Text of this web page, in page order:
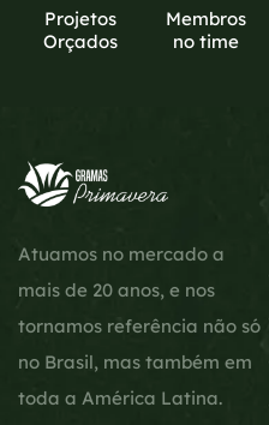
Projetos
Orçados
Membros
no time
Atuamos no mercado a
mais de 20 anos, e nos
tornamos referência não só
no Brasil, mas também em
toda a América Latina.